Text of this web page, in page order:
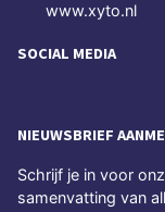
www.xyto.nl
SOCIAL MEDIA
NIEUWSBRIEF
Schrijf je in voor
samenvatting van